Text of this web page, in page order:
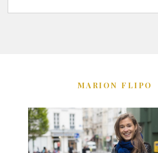
MARION FLIPO